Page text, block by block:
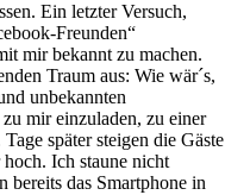
Ein letzter Versuch,
Freunden“
mir bekannt zu machen.
Traum aus: Wie wär´s,
unbekannten
mir einzuladen, zu einer
später steigen die Gäste
Ich staune nicht
bereits das Smartphone in